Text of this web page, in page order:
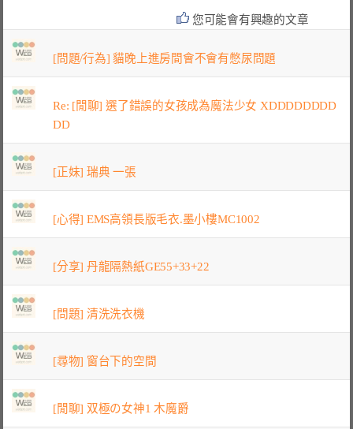
您可能會有興趣的文章
[問題/行為] 貓晚上進房間會不會有憋尿問題
Re: [閒聊] 選了錯誤的女孩成為魔法少女 XDDDDDDDD
DD
[正妹] 瑞典 一張
[心得] EMS高領長版毛衣.墨小樓MC1002
[分享] 丹龍隔熱紙GE55+33+22
[問題] 清洗洗衣機
[尋物] 窗台下的空間
[閒聊] 双極の女神1 木魔爵